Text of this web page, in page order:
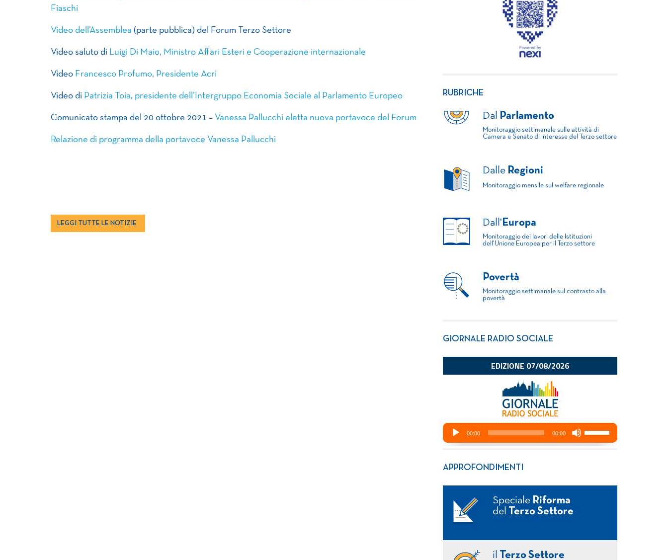
Fiaschi
Video dell’Assemblea (parte pubblica) del Forum Terzo Settore
Video saluto di Luigi Di Maio, Ministro Affari Esteri e Cooperazione internazionale
Video Francesco Profumo, Presidente Acri
Video di Patrizia Toia, presidente dell’Intergruppo Economia Sociale al Parlamento Europeo
Comunicato stampa del 20 ottobre 2021 – Vanessa Pallucchi eletta nuova portavoce del Forum
Relazione di programma della portavoce Vanessa Pallucchi
LEGGI TUTTE LE NOTIZIE
RUBRICHE
Dal Parlamento
Monitoraggio settimanale sulle attività di
Camera e Senato di interesse del Terzo settore
Dalle Regioni
Monitoraggio mensile sul welfare regionale
Dall' Europa
Monitoraggio dei lavori delle Istituzioni
dell'Unione Europea per il Terzo settore
Povertà
Monitoraggio settimanale sul contrasto alla
povertà
GIORNALE RADIO SOCIALE
APPROFONDIMENTI
Speciale Riforma
del
Terzo Settore
il
Terzo Settore